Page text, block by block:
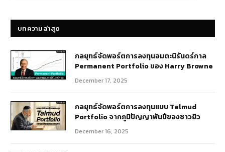
บทความล่าสุด
กลยุทธ์​จัดพอร์ตการลงทุนอมตะนิรันดร์กาล
Permanent Portfolio ของ Harry Browne
December 17, 2025
กลยุทธ์จัดพอร์ตการลงทุนแบบ Talmud
Portfolio จากภูมิปัญญาพันปีของชาวยิว
December 16, 2025